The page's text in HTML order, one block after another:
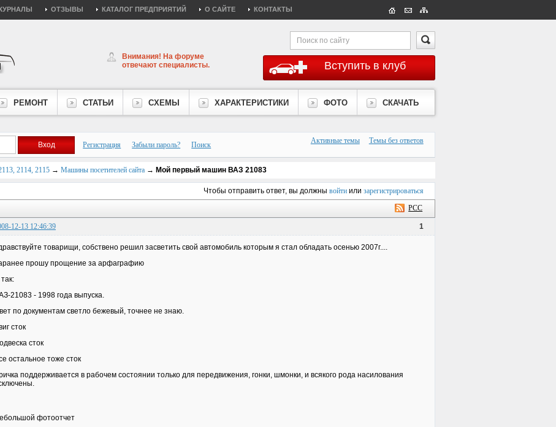
ОТЗЫВЫ КАТАЛОГ ПРЕДПРИЯТИЙ О САЙТЕ КОНТАКТЫ
Вступить в клуб
Внимания! На форуме
отвечают специалисты.
РЕМОНТ СТАТЬИ СХЕМЫ ХАРАКТЕРИСТИКИ ФОТО СКАЧАТЬ
Регистрация Забыли пароль? Поиск Активные темы Темы без ответов
2114, 2115 → Машины посетителей сайта → Мой первый машин ВАЗ 21083
Чтобы отправить ответ, вы должны войтиили зарегистрироваться
РСС
1
12-13 12:46:39
товарищи, собствено решил засветить свой автомобиль которым я стал обладать осенью 2007г....
прошу прощение за арфаграфию
21083 - 1998 года выпуска.
по документам светло бежевый, точнее не знаю.
сток
сток
остальное тоже сток
поддерживается в рабочем состоянии только для передвижения, гонки, шмонки, и всякого рода насилования
фотоотчет